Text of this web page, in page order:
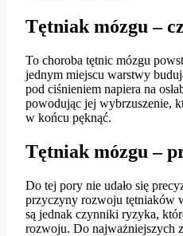
Tętniak mózgu –
To choroba tętnic mózgu
jednym miejscu warstwy
pod ciśnieniem napiera na
powodując jej wybrzuszenie,
w końcu pęknąć.
Tętniak mózgu –
Do tej pory nie udało się
przyczyny rozwoju tętniaków
są jednak czynniki ryzyka,
rozwoju. Do najważniejszych